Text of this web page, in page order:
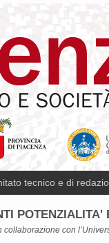
tecnico e di
POTENZIALITA'
con